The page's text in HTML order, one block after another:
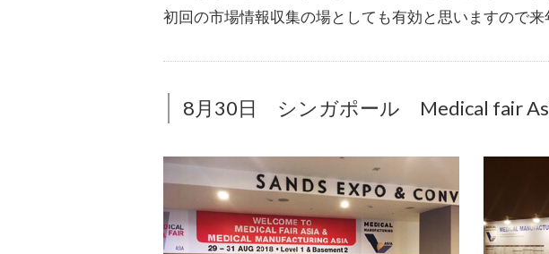
初回の市場情報収集の場としても有効と思いますので
8月30日 シンガポール Medical fair